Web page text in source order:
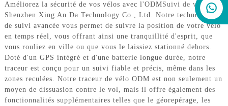
Améliorez la sécurité de vos vélos avec l'ODMSuivi de véloDe
Shenzhen Xing An Da Technology Co., Ltd. Notre technologie
de suivi avancée vous permet de suivre la position de votre vélo
en temps réel, vous offrant ainsi une tranquillité d'esprit, que
vous rouliez en ville ou que vous le laissiez stationné dehors.
Doté d'un GPS intégré et d'une batterie longue durée, notre
traceur est conçu pour un suivi fiable et précis, même dans les
zones reculées. Notre traceur de vélo ODM est non seulement un
moyen de dissuasion contre le vol, mais il offre également des
fonctionnalités supplémentaires telles que le géorepérage, les